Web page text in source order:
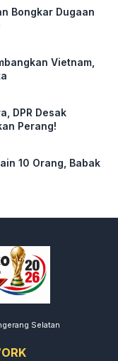
Bongkar Dugaan
Vietnam,
DPR Desak
Perang!
10 Orang, Babak
Selatan